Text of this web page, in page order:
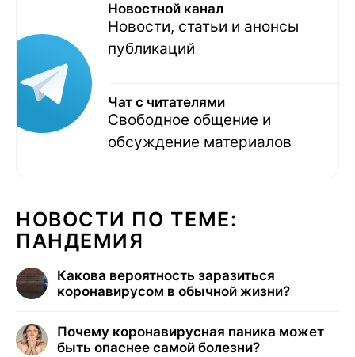
Новостной канал
Новости, статьи и анонсы
публикаций
Чат с читателями
Свободное общение и
обсуждение материалов
НОВОСТИ ПО ТЕМЕ:
ПАНДЕМИЯ
Какова вероятность заразиться
коронавирусом в обычной жизни?
Почему коронавирусная паника может
быть опаснее самой болезни?